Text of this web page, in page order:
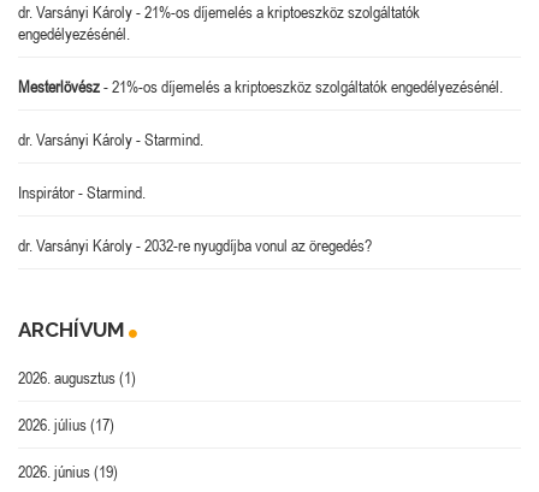
dr. Varsányi Károly-21%-os díjemelés a kriptoeszköz szolgáltatók
engedélyezésénél.
Mesterlövész-21%-os díjemelés a kriptoeszköz szolgáltatók engedélyezésénél.
dr. Varsányi Károly-Starmind.
Inspirátor-Starmind.
dr. Varsányi Károly-2032-re nyugdíjba vonul az öregedés?
ARCHÍVUM
2026. augusztus(1)
2026. július(17)
2026. június(19)